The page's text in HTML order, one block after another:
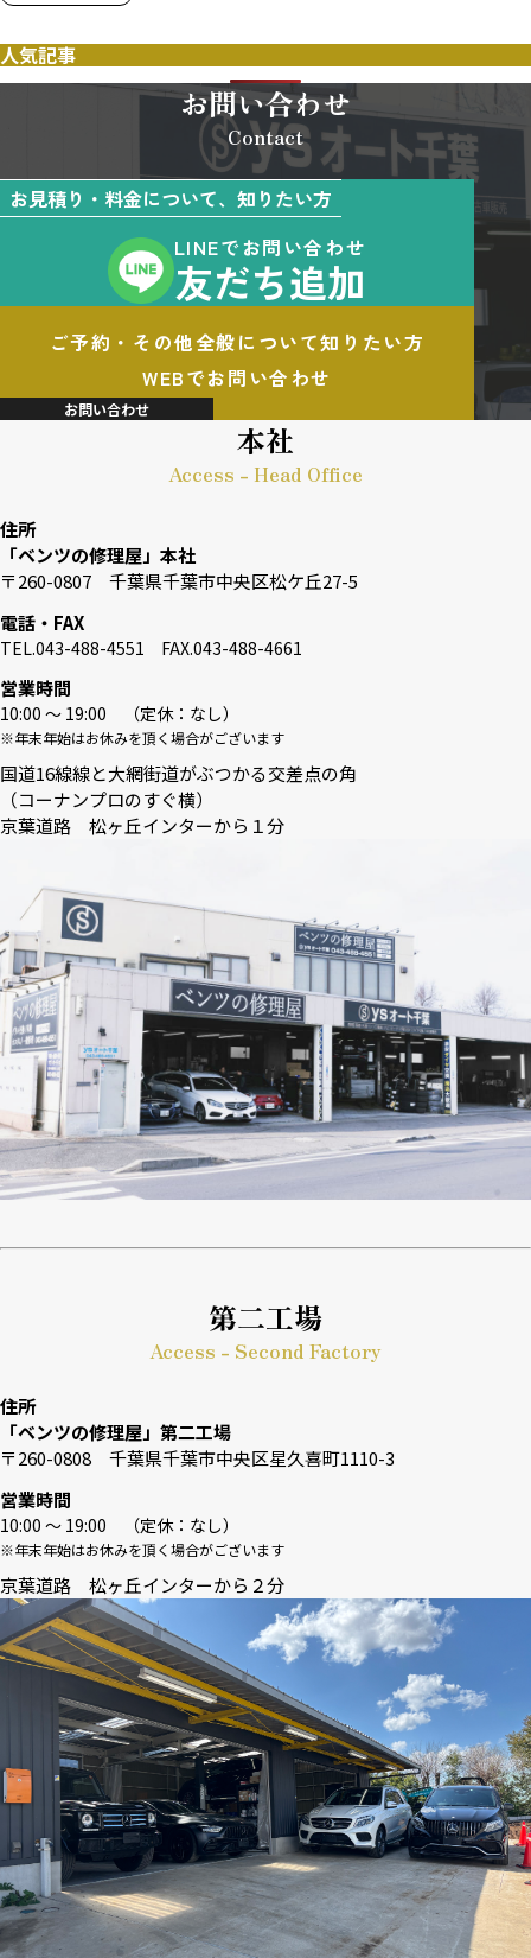
人気記事
お問い合わせ
Contact
お見積り・料金について、知りたい方
LINEでお問い合わせ
友だち追加
ご予約・その他全般について知りたい方
WEBでお問い合わせ
お問い合わせ
本社
Access - Head Office
住所
「ベンツの修理屋」本社
〒260-0807 千葉県千葉市中央区松ケ丘27-5
電話・FAX
TEL.043-488-4551 FAX.043-488-4661
営業時間
10:00 〜 19:00 （定休：なし）
※年末年始はお休みを頂く場合がございます
国道16線線と大網街道がぶつかる交差点の角
（コーナンプロのすぐ横）
京葉道路 松ヶ丘インターから１分
第二工場
Access - Second Factory
住所
「ベンツの修理屋」第二工場
〒260-0808 千葉県千葉市中央区星久喜町1110-3
営業時間
10:00 〜 19:00 （定休：なし）
※年末年始はお休みを頂く場合がございます
京葉道路 松ヶ丘インターから２分